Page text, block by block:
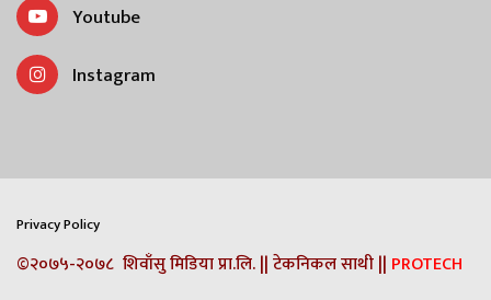
Youtube
Instagram
Privacy Policy
©२०७५-२०७८ शिवाँसु मिडिया प्रा.लि. || टेकनिकल साथी || PROTECH